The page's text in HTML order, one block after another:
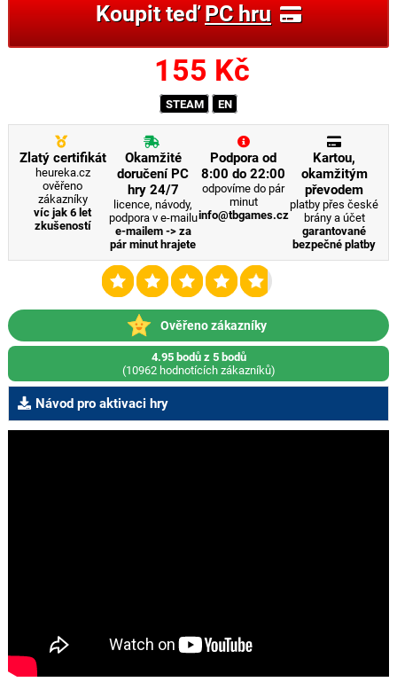
Koupit teďPC hru
155 Kč
STEAM EN
Zlatý certifikát
heureka.cz
ověřeno
zákazníky
víc jak 6 let
zkušeností
Okamžité
doručení PC
hry 24/7
licence, návody,
podpora v e-mailu
e-mailem -> za
pár minut hrajete
Podpora od
8:00 do 22:00
odpovíme do pár
minut
info@tbgames.cz
Kartou,
okamžitým
převodem
platby přes české
brány a účet
garantované
bezpečné platby
Ověřeno zákazníky
4.95 bodů z 5 bodů
(10962 hodnotících zákazníků)
Návod pro aktivaci hry